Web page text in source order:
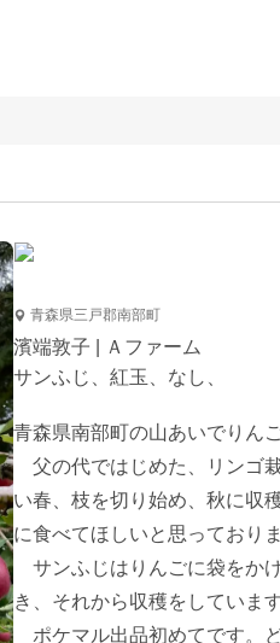
青森県三戸郡南部町
濱端敦子 | Ａファーム
サンふじ、紅玉、なし、
青森県南部町の山あいでりん
父の代ではじめた、リンゴ
い春、枝を切り始め、秋に収
に食べてほしいと思っておりま
サンふじはりんごに袋をか
き、それから収穫をしていま
ポケマル出品初めてです。